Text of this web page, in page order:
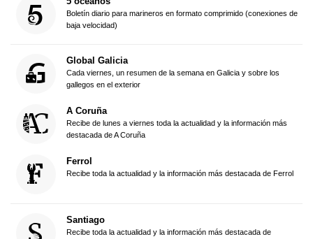
Boletín diario para marineros en formato comprimido (conexiones de
baja velocidad)
Global Galicia
Cada viernes, un resumen de la semana en Galicia y sobre los
gallegos en el exterior
A Coruña
Recibe de lunes a viernes toda la actualidad y la información más
destacada de A Coruña
Ferrol
Recibe toda la actualidad y la información más destacada de Ferrol
Santiago
Recibe toda la actualidad y la información más destacada de